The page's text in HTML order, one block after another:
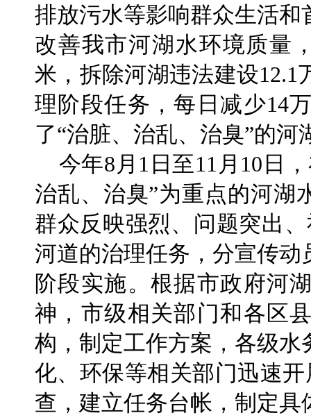
排放污水等影响群众生活
改善我市河湖水环境质量
米，拆除河湖违法建设12.1
理阶段任务，每日减少14
了“治脏、治乱、治臭”的河
今年8月1日至11月10日
治乱、治臭”为重点的河湖
群众反映强烈、问题突出
河道的治理任务，分宣传
阶段实施。根据市政府河
神，市级相关部门和各区
构，制定工作方案，各级
化、环保等相关部门迅速开
查，建立任务台帐，制定具